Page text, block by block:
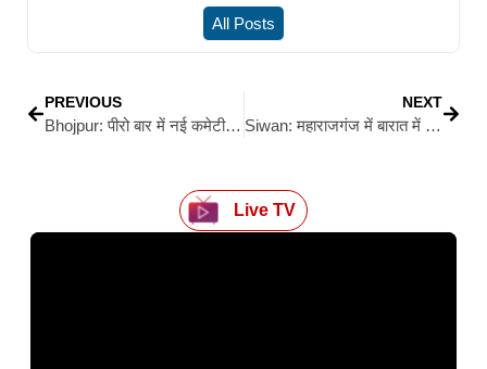
All Posts
PREVIOUS
Bhojpur: पीरो बार में नई कमेटी की एंट्री: शपथ के साथ संकल्पन्यायिक अधिकारियों की मौजूदगी में नवनिर्वाचित टीम ने संभाली कमान, परिसर तालियों से गूंजा
NEXT
Siwan: महाराजगंज में बारात में आई बोलेरो गाड़ी चोरी, दूल्हे के घर में मचा हड़कंप
Live TV